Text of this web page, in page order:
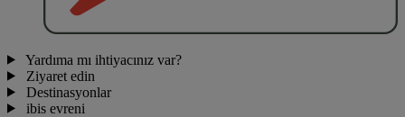
Yardıma mı ihtiyacınız var?
Ziyaret edin
Destinasyonlar
ibis evreni